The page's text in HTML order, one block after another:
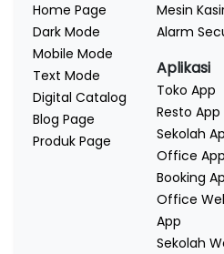
Home Page
Dark Mode
Mobile Mode
Text Mode
Digital Catalog
Blog Page
Produk Page
Mesin
Alarm
Aplikasi
Toko App
Resto App
Sekolah
Office App
Booking
Office
App
Sekolah